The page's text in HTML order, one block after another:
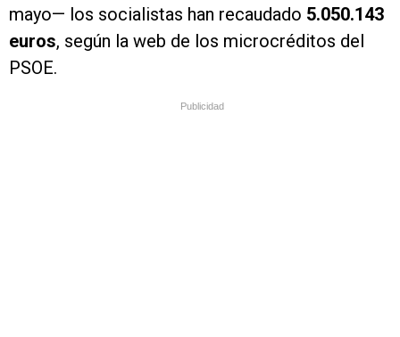
mayo— los socialistas han recaudado 5.050.143
euros, según la web de los microcréditos del
PSOE.
Publicidad